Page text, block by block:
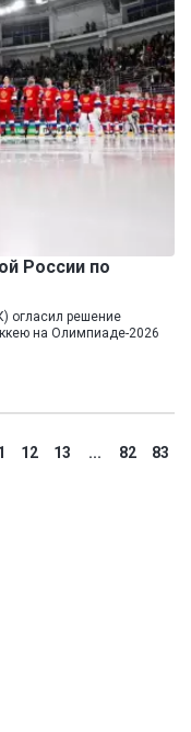
России по
огласил решение
на Олимпиаде-2026
12 13 ... 82 83